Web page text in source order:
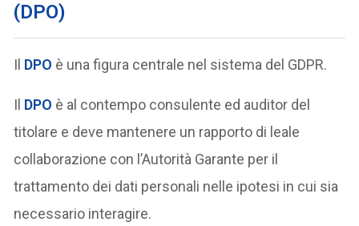
(DPO)
Il DPO è una figura centrale nel sistema del GDPR.
Il DPO è al contempo consulente ed auditor del
titolare e deve mantenere un rapporto di leale
collaborazione con l’Autorità Garante per il
trattamento dei dati personali nelle ipotesi in cui sia
necessario interagire.